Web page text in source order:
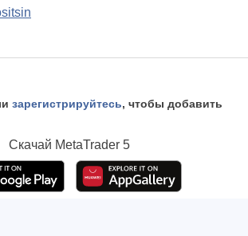
зарегистрируйтесь, чтобы добавить
Скачай MetaTrader 5